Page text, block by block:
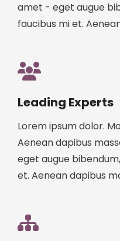
amet - eget augue
faucibus mi et.
Leading Experts
Lorem ipsum dolor.
Aenean dapibus
eget augue
et. Aenean dapibus